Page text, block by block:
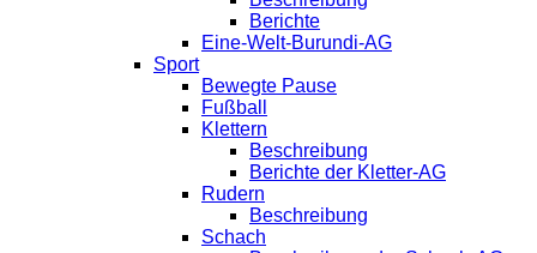
Berichte
Eine-Welt-Burundi-AG
Sport
Bewegte Pause
Fußball
Klettern
Beschreibung
Berichte der Kletter-AG
Rudern
Beschreibung
Schach